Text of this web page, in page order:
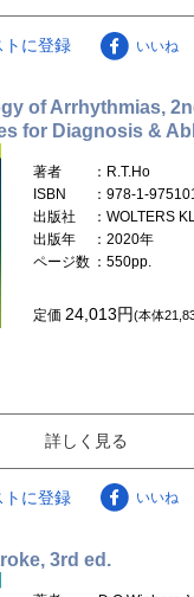
トに登録 いいね
of Arrhythmias,
for Diagnosis &
著者
：R.T.Ho
ISBN
：978-1-
出版社
：WOLTERS
出版年
：2020年
ページ数 ：550pp.
定価24,013円(本体
詳しく見る
トに登録 いいね
3rd ed.